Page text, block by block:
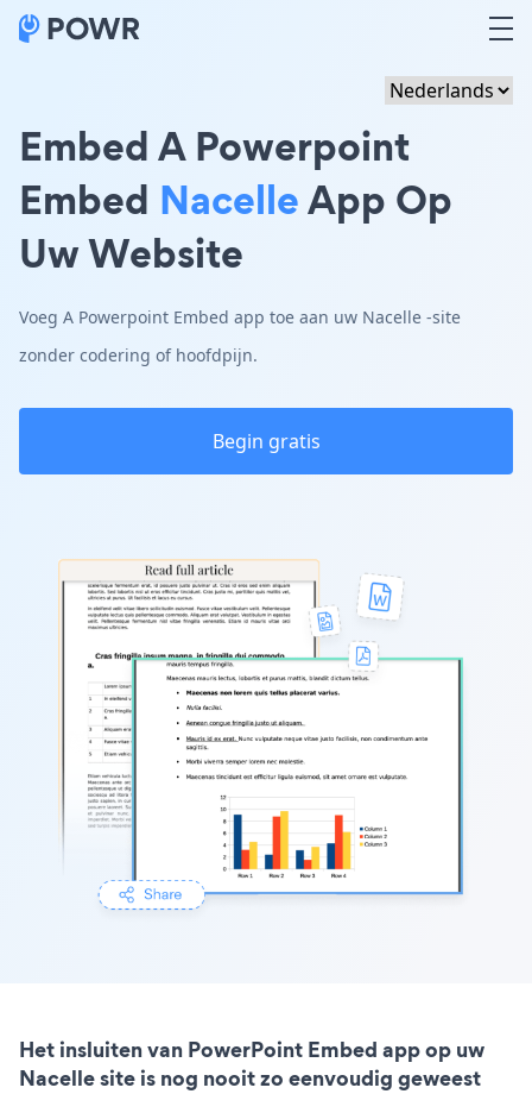
Embed A Powerpoint
Embed NacelleApp Op
Uw Website
Voeg A Powerpoint Embed app toe aan uw Nacelle -site
zonder codering of hoofdpijn.
Begin gratis
Het insluiten van PowerPoint Embed app op uw
Nacelle site is nog nooit zo eenvoudig geweest